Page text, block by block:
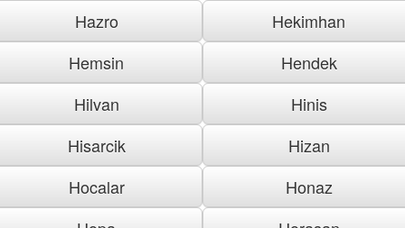
Hazro
Hekimhan
Hemsin
Hendek
Hilvan
Hinis
Hisarcik
Hizan
Hocalar
Honaz